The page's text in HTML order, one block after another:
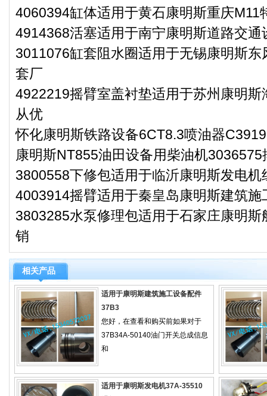
4060394缸体适用于黄石康明斯重庆M11
4914368活塞适用于南宁康明斯道路交通
3011076缸套阻水圈适用于无锡康明斯东
套厂
4922219摇臂室盖衬垫适用于苏州康明斯
从优
怀化康明斯铁路设备6CT8.3喷油器
康明斯NT855油田设备用柴油机
3800558下修包适用于临沂康明斯发电
4003914摇臂适用于秦皇岛康明斯建筑施
3803285水泵修理包适用于石家庄康明斯
销
相关产品
适用于康明斯建筑施工设备配件
37B3
您好，在查看和购买前如果对于
37B34A-50140油门开关总成信息
和
适用于康明斯发电机37A-35510